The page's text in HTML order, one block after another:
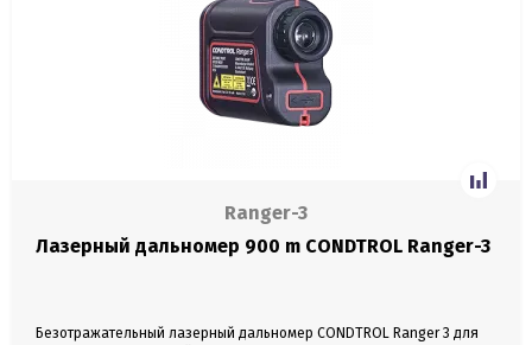
Ranger-3
Лазерный дальномер 900 m CONDTROL Ranger-3
Безотражательный лазерный дальномер CONDTROL Ranger 3 для